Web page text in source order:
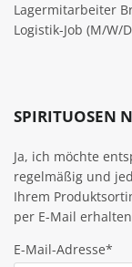
Lagermitarbeiter
Logistik-Job (M/W/
SPIRITUOSEN
Ja, ich möchte
regelmäßig und
Ihrem
per E-Mail
E-Mail-Adresse*